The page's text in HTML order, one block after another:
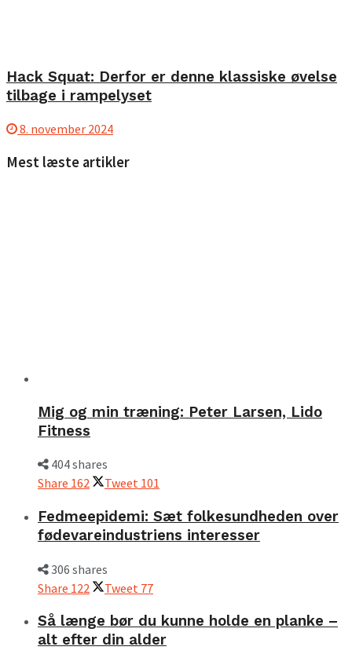
Hack Squat: Derfor er denne klassiske øvelse
tilbage i rampelyset
8. november 2024
Mest læste artikler
Mig og min træning: Peter Larsen, Lido
Fitness
404 shares
Share 162 Tweet 101
Fedmeepidemi: Sæt folkesundheden over
fødevareindustriens interesser
306 shares
Share 122 Tweet 77
Så længe bør du kunne holde en planke –
alt efter din alder